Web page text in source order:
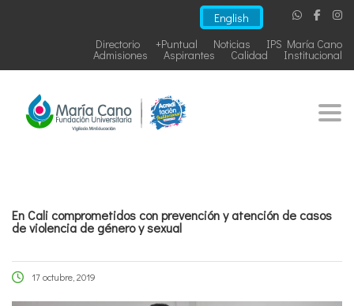
English
IPS María Cano
Noticias
+Puntual
Directorio
Institucional
Calidad
Aspirantes
Admisiones
En Cali comprometidos con prevención y atención de casos
de violencia de género y sexual
17 octubre, 2019